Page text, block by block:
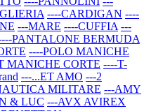
----CARDIGAN ----
---MARE ----CUFFIA ---
PANTALONE BERMUDA
----POLO MANICHE
MANICHE CORTE ----T-
---...ET AMO ---2
MILITARE ---AMY
& LUC ---AVX AVIREX